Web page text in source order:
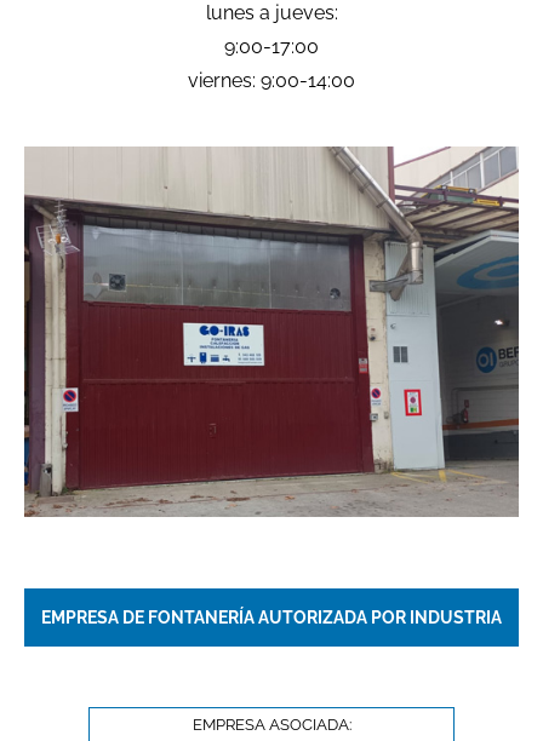
lunes a jueves:
9:00-17:00
viernes: 9:00-14:00
EMPRESA DE FONTANERÍA AUTORIZADA POR INDUSTRIA
EMPRESA ASOCIADA: